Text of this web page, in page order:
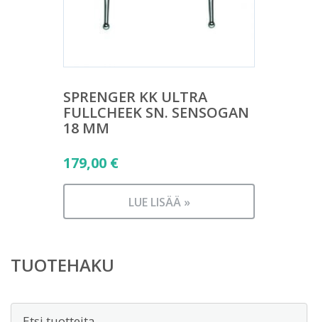
SPRENGER KK ULTRA
FULLCHEEK SN. SENSOGAN
18 MM
179,00 €
LUE LISÄÄ »
TUOTEHAKU